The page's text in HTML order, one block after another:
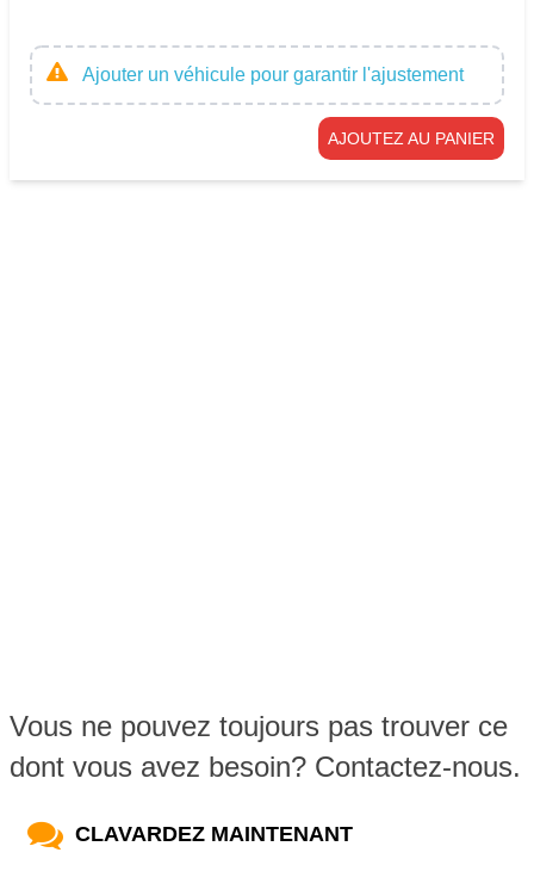
Ajouter un véhicule pour garantir l'ajustement
AJOUTEZ AU PANIER
Vous ne pouvez toujours pas trouver ce
dont vous avez besoin? Contactez-nous.
CLAVARDEZ MAINTENANT